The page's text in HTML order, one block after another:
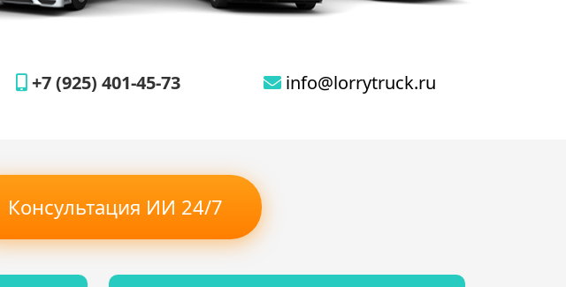
+7 (925) 401-45-73 info@lorrytruck.ru
Консультация ИИ 24/7